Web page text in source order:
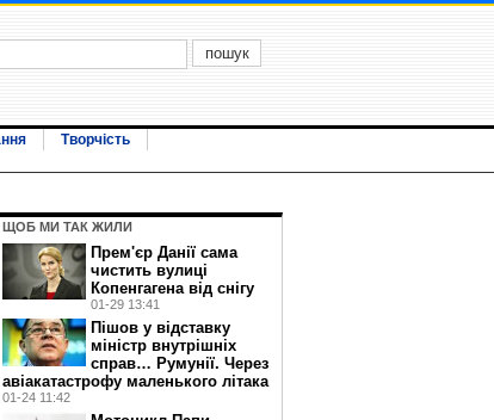
Творчість
ЩОБ МИ ТАК ЖИЛИ
Прем'єр Данії сама
чистить вулиці
Копенгагена від снігу
01-29 13:41
Пішов у відставку
міністр внутрішніх
справ… Румунії. Через
авіакатастрофу маленького літака
01-24 11:42